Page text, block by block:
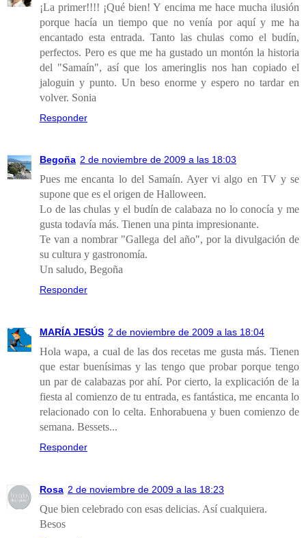
¡La primer!!!! ¡Qué bien! Y encima me hace mucha ilusión
porque hacía un tiempo que no venía por aquí y me ha
encantado esta entrada. Tanto las chulas como el budín,
perfectos. Pero es que me ha gustado un montón la historia
del "Samaín", así que los ameringlis nos han copiado el
jaloguin y punto. Un beso enorme y espero no tardar en
volver. Sonia
Responder
Begoña 2 de noviembre de 2009 a las 18:03
Pues me encanta lo del Samaín. Ayer vi algo en TV y se
supone que es el origen de Halloween.
Lo de las chulas y el budín de calabaza no lo conocía y me
gusta todavía más. Tienen una pinta impresionante.
Te van a nombrar "Gallega del año", por la divulgación de
su cultura y gastronomía.
Un saludo, Begoña
Responder
MARÍA JESÚS 2 de noviembre de 2009 a las 18:04
Hola wapa, a cual de las dos recetas me gusta más. Tienen
que estar buenísimas y las tengo que probar porque tengo
un par de calabazas por ahí. Por cierto, la explicación de la
fiesta al comienzo de tu entrada, es fantástica, me encanta lo
relacionado con lo celta. Enhorabuena y buen comienzo de
semana. Bessets...
Responder
Rosa 2 de noviembre de 2009 a las 18:23
Que bien celebrado con esas delicias. Así cualquiera.
Besos